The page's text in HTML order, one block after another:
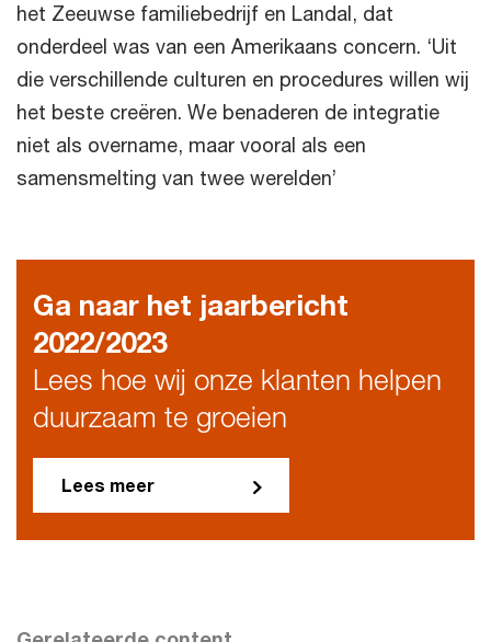
het Zeeuwse familiebedrijf en Landal, dat
onderdeel was van een Amerikaans concern. ‘Uit
die verschillende culturen en procedures willen wij
het beste creëren. We benaderen de integratie
niet als overname, maar vooral als een
samensmelting van twee werelden’
Ga naar het jaarbericht
2022/2023
Lees hoe wij onze klanten helpen
duurzaam te groeien
Lees meer